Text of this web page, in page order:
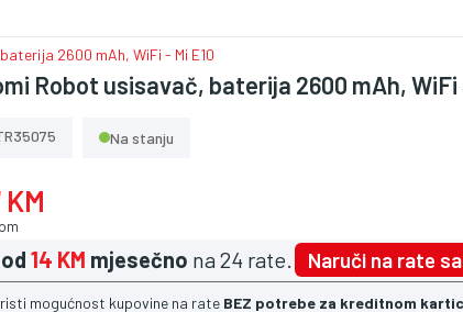
2600 mAh, WiFi - Mi E10
Robot usisavač, baterija 2600 mAh, WiFi
Na stanju
14 KM mjesečno na 24 rate. Naruči na rate
mogućnost kupovine na rate BEZ potrebe za kreditnom